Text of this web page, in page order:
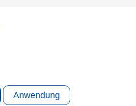
Anwendung